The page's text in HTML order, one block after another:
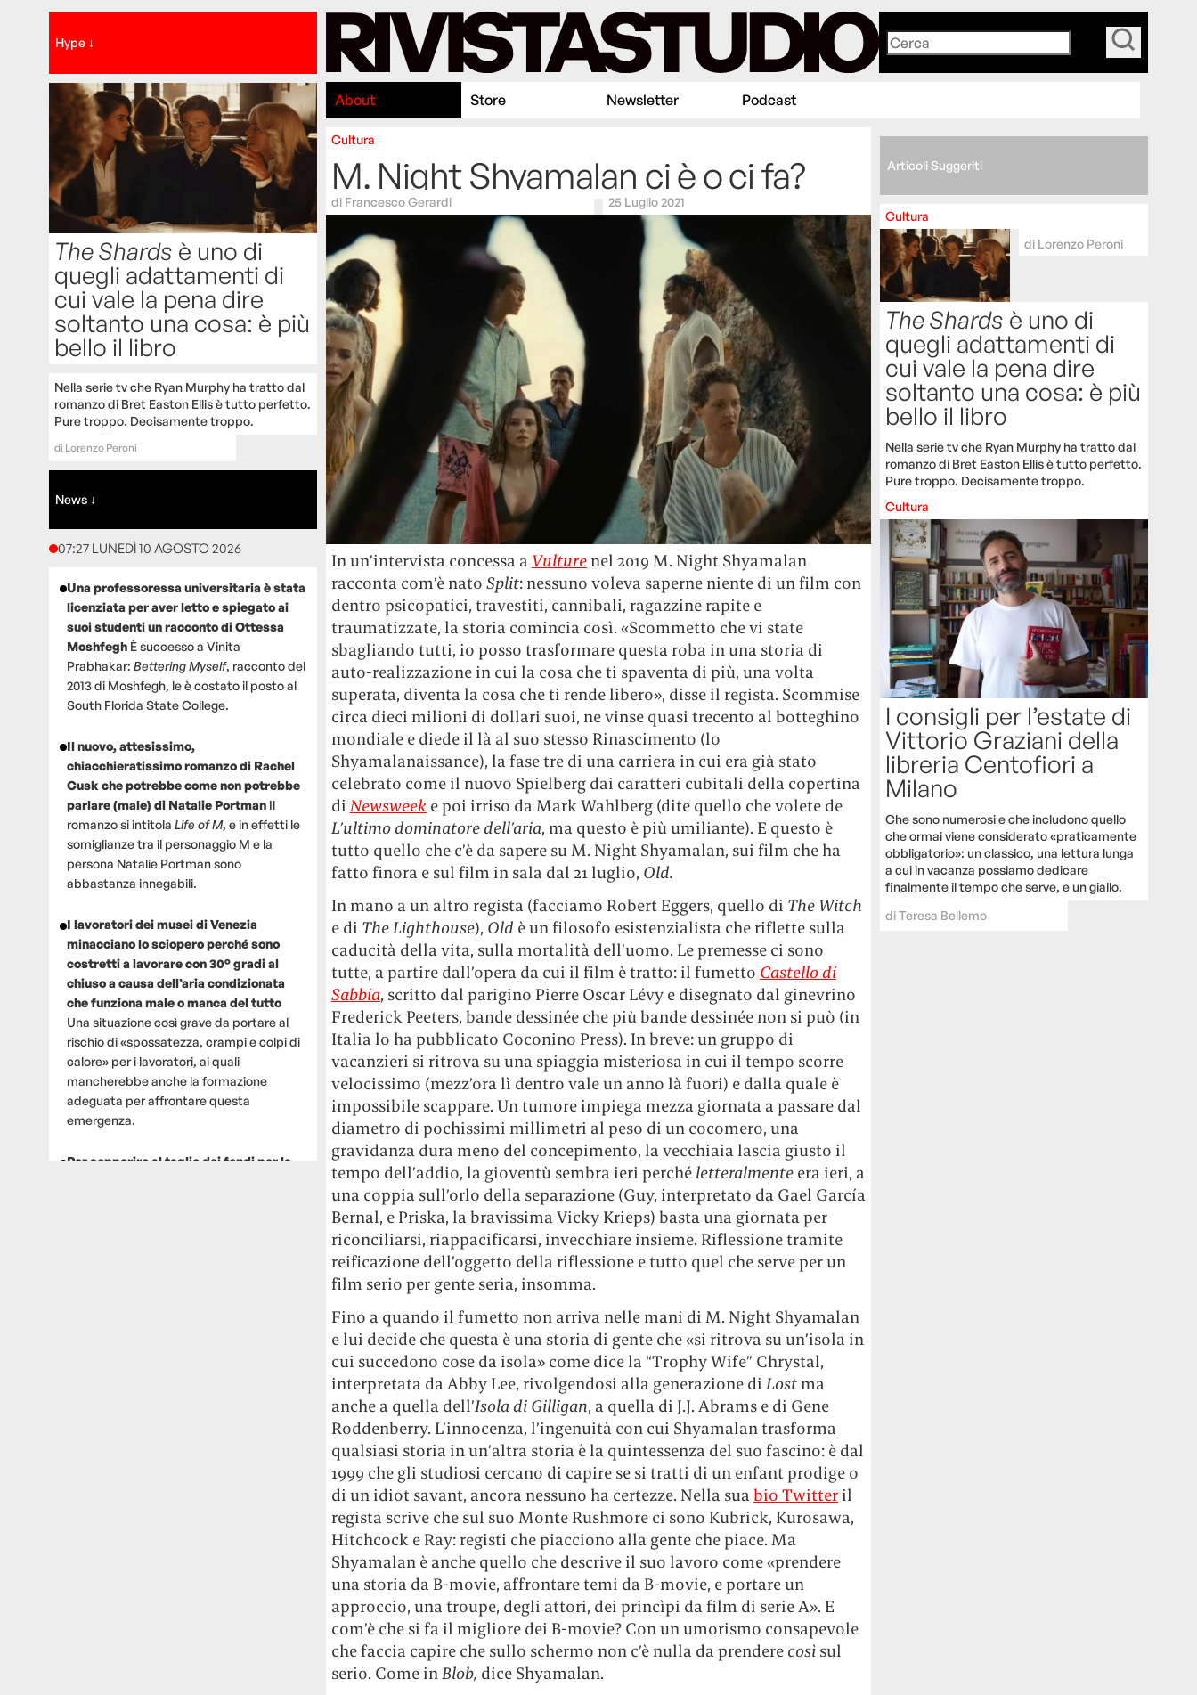
Hype ↓
The Shards è uno di
quegli adattamenti di
cui vale la pena dire
soltanto una cosa: è più
bello il libro
Nella serie tv che Ryan Murphy ha tratto dal
romanzo di Bret Easton Ellis è tutto perfetto.
Pure troppo. Decisamente troppo.
di Lorenzo Peroni
News ↓
07:27 LUNEDÌ 10 AGOSTO 2026
Una professoressa universitaria è stata
licenziata per aver letto e spiegato ai
suoi studenti un racconto di Ottessa
Moshfegh È successo a Vinita
Prabhakar: Bettering Myself, racconto del
2013 di Moshfegh, le è costato il posto al
South Florida State College.
Il nuovo, attesissimo,
chiacchieratissimo romanzo di Rachel
Cusk che potrebbe come non potrebbe
parlare (male) di Natalie Portman Il
romanzo si intitola Life of M, e in effetti le
somiglianze tra il personaggio M e la
persona Natalie Portman sono
abbastanza innegabili.
I lavoratori dei musei di Venezia
minacciano lo sciopero perché sono
costretti a lavorare con 30° gradi al
chiuso a causa dell’aria condizionata
che funziona male o manca del tutto
Una situazione così grave da portare al
rischio di «spossatezza, crampi e colpi di
calore» per i lavoratori, ai quali
mancherebbe anche la formazione
adeguata per affrontare questa
emergenza.
Per sopperire al taglio dei fondi per la
About Store Newsletter Podcast
Cultura
M. Night Shyamalan ci è o ci fa?
di Francesco Gerardi 25 Luglio 2021
In un’intervista concessa a Vulturenel 2019 M. Night Shyamalan
racconta com’è nato Split: nessuno voleva saperne niente di un film con
dentro psicopatici, travestiti, cannibali, ragazzine rapite e
traumatizzate, la storia comincia così. «Scommetto che vi state
sbagliando tutti, io posso trasformare questa roba in una storia di
auto-realizzazione in cui la cosa che ti spaventa di più, una volta
superata, diventa la cosa che ti rende libero», disse il regista. Scommise
circa dieci milioni di dollari suoi, ne vinse quasi trecento al botteghino
mondiale e diede il là al suo stesso Rinascimento (lo
Shyamalanaissance), la fase tre di una carriera in cui era già stato
celebrato come il nuovo Spielberg dai caratteri cubitali della copertina
di Newsweek e poi irriso da Mark Wahlberg (dite quello che volete de
L’ultimo dominatore dell’aria, ma questo è più umiliante). E questo è
tutto quello che c’è da sapere su M. Night Shyamalan, sui film che ha
fatto finora e sul film in sala dal 21 luglio, Old.
In mano a un altro regista (facciamo Robert Eggers, quello di The Witch
e di The Lighthouse), Old è un filosofo esistenzialista che riflette sulla
caducità della vita, sulla mortalità dell’uomo. Le premesse ci sono
tutte, a partire dall’opera da cui il film è tratto: il fumetto Castello di
Sabbia, scritto dal parigino Pierre Oscar Lévy e disegnato dal ginevrino
Frederick Peeters, bande dessinée che più bande dessinée non si può (in
Italia lo ha pubblicato Coconino Press). In breve: un gruppo di
vacanzieri si ritrova su una spiaggia misteriosa in cui il tempo scorre
velocissimo (mezz’ora lì dentro vale un anno là fuori) e dalla quale è
impossibile scappare. Un tumore impiega mezza giornata a passare dal
diametro di pochissimi millimetri al peso di un cocomero, una
gravidanza dura meno del concepimento, la vecchiaia lascia giusto il
tempo dell’addio, la gioventù sembra ieri perché letteralmente era ieri, a
una coppia sull’orlo della separazione (Guy, interpretato da Gael García
Bernal, e Priska, la bravissima Vicky Krieps) basta una giornata per
riconciliarsi, riappacificarsi, invecchiare insieme. Riflessione tramite
reificazione dell’oggetto della riflessione e tutto quel che serve per un
film serio per gente seria, insomma.
Fino a quando il fumetto non arriva nelle mani di M. Night Shyamalan
e lui decide che questa è una storia di gente che «si ritrova su un’isola in
cui succedono cose da isola» come dice la “Trophy Wife” Chrystal,
interpretata da Abby Lee, rivolgendosi alla generazione di Lost ma
anche a quella dell’Isola di Gilligan, a quella di J.J. Abrams e di Gene
Roddenberry. L’innocenza, l’ingenuità con cui Shyamalan trasforma
qualsiasi storia in un’altra storia è la quintessenza del suo fascino: è dal
1999 che gli studiosi cercano di capire se si tratti di un enfant prodige o
di un idiot savant, ancora nessuno ha certezze. Nella sua bio Twitteril
regista scrive che sul suo Monte Rushmore ci sono Kubrick, Kurosawa,
Hitchcock e Ray: registi che piacciono alla gente che piace. Ma
Shyamalan è anche quello che descrive il suo lavoro come «prendere
una storia da B-movie, affrontare temi da B-movie, e portare un
approccio, una troupe, degli attori, dei princìpi da film di serie A». E
com’è che si fa il migliore dei B-movie? Con un umorismo consapevole
che faccia capire che sullo schermo non c’è nulla da prendere così sul
serio. Come inBlob, dice Shyamalan.
Articoli Suggeriti
Cultura
di Lorenzo Peroni
The Shards è uno di
quegli adattamenti di
cui vale la pena dire
soltanto una cosa: è più
bello il libro
Nella serie tv che Ryan Murphy ha tratto dal
romanzo di Bret Easton Ellis è tutto perfetto.
Pure troppo. Decisamente troppo.
Cultura
I consigli per l’estate di
Vittorio Graziani della
libreria Centofiori a
Milano
Che sono numerosi e che includono quello
che ormai viene considerato «praticamente
obbligatorio»: un classico, una lettura lunga
a cui in vacanza possiamo dedicare
finalmente il tempo che serve, e un giallo.
diTeresa Bellemo